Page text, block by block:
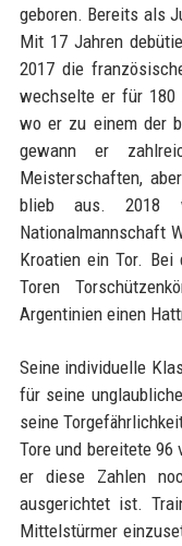
geboren. Bereits als
Mit 17 Jahren
2017 die
wechselte er für 180
wo er zu einem der
gewann er
Meisterschaften,
blieb aus. 2018
Nationalmannschaft
Kroatien ein Tor.
Toren
Argentinien einen
Seine individuelle
für seine
seine
Tore und bereitete
er diese Zahlen
ausgerichtet ist.
Mittelstürmer